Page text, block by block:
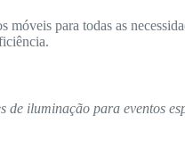
para todas as
de iluminação para eventos